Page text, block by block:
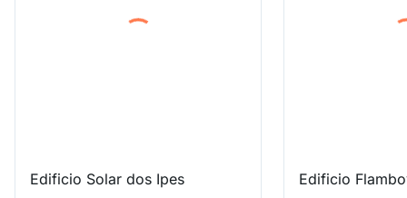
Edificio Solar dos Ipes Edificio